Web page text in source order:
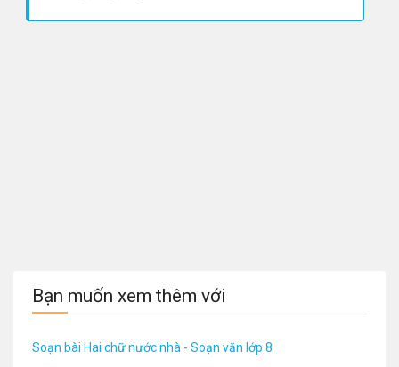
Bạn muốn xem thêm với
Soạn bài Hai chữ nước nhà - Soạn văn lớp 8